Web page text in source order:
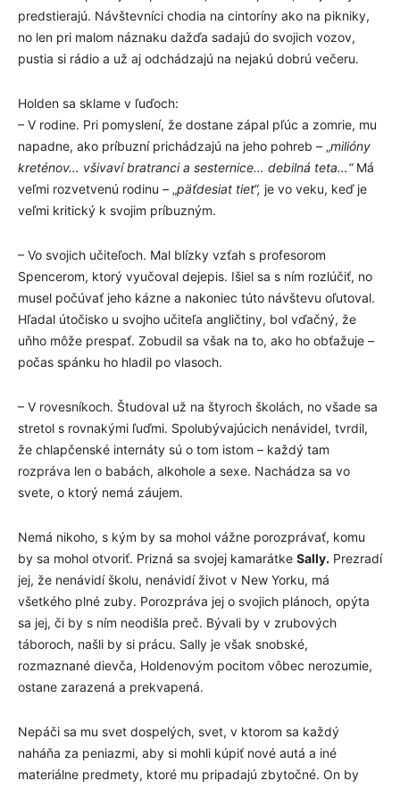
predstierajú. Návštevníci chodia na cintoríny ako na pikniky,
no len pri malom náznaku dažďa sadajú do svojich vozov,
pustia si rádio a už aj odchádzajú na nejakú dobrú večeru.
Holden sa sklame v ľuďoch:
– V rodine. Pri pomyslení, že dostane zápal pľúc a zomrie, mu
napadne, ako príbuzní prichádzajú na jeho pohreb – „milióny
kreténov… všivaví bratranci a sesternice… debilná teta…“Má
veľmi rozvetvenú rodinu – „päťdesiat tiet“, je vo veku, keď je
veľmi kritický k svojim príbuzným.
– Vo svojich učiteľoch. Mal blízky vzťah s profesorom
Spencerom, ktorý vyučoval dejepis. Išiel sa s ním rozlúčiť, no
musel počúvať jeho kázne a nakoniec túto návštevu oľutoval.
Hľadal útočisko u svojho učiteľa angličtiny, bol vďačný, že
uňho môže prespať. Zobudil sa však na to, ako ho obťažuje –
počas spánku ho hladil po vlasoch.
– V rovesníkoch. Študoval už na štyroch školách, no všade sa
stretol s rovnakými ľuďmi. Spolubývajúcich nenávidel, tvrdil,
že chlapčenské internáty sú o tom istom – každý tam
rozpráva len o babách, alkohole a sexe. Nachádza sa vo
svete, o ktorý nemá záujem.
Nemá nikoho, s kým by sa mohol vážne porozprávať, komu
by sa mohol otvoriť. Prizná sa svojej kamarátke Sally. Prezradí
jej, že nenávidí školu, nenávidí život v New Yorku, má
všetkého plné zuby. Porozpráva jej o svojich plánoch, opýta
sa jej, či by s ním neodišla preč. Bývali by v zrubových
táboroch, našli by si prácu. Sally je však snobské,
rozmaznané dievča, Holdenovým pocitom vôbec nerozumie,
ostane zarazená a prekvapená.
Nepáči sa mu svet dospelých, svet, v ktorom sa každý
naháňa za peniazmi, aby si mohli kúpiť nové autá a iné
materiálne predmety, ktoré mu pripadajú zbytočné. On by